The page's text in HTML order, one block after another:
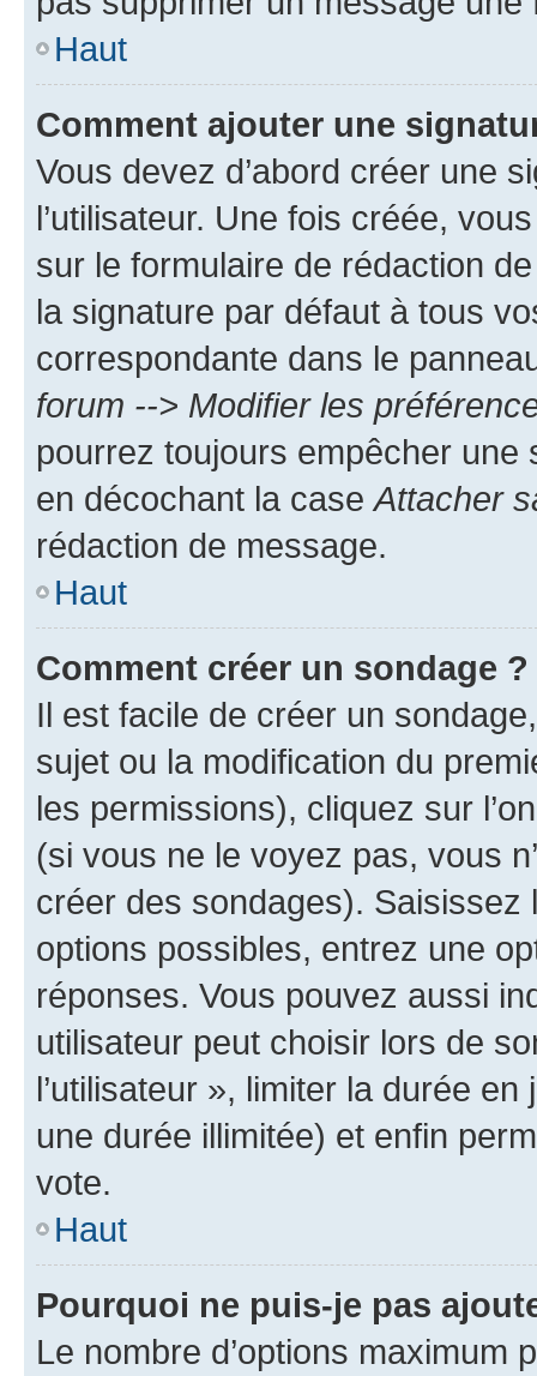
Haut
Comment ajouter une
Vous devez d’abord créer une
l’utilisateur. Une fois créée,
sur le formulaire de rédaction
la signature par défaut à tous
correspondante dans le
forum --> Modifier les
pourrez toujours empêcher une
en décochant la case Attacher
rédaction de message.
Haut
Comment créer un sondage ?
Il est facile de créer un
sujet ou la modification du
les permissions), cliquez sur
(si vous ne le voyez pas, vous
créer des sondages).
options possibles, entrez une
réponses. Vous pouvez aussi
utilisateur peut choisir lors de
l’utilisateur », limiter la durée
une durée illimitée) et enfin
vote.
Haut
Pourquoi ne puis-je pas
Le nombre d’options maximum